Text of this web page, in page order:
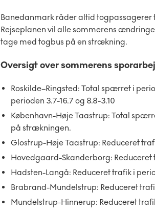
Banedanmark råder altid togpassagerer
Rejseplanen vil alle sommerens
tage med togbus på en strækning.
Oversigt over sommerens
Roskilde–Ringsted: Total spærret i
perioden 3.7-16.7 og 8.8-3.10
København-Høje Taastrup: Total
på strækningen.
Glostrup-Høje Taastrup: Reduceret
Hovedgaard-Skanderborg: Reduceret
Hadsten-Langå: Reduceret trafik i
Brabrand-Mundelstrup: Reduceret
Mundelstrup-Hinnerup: Reduceret